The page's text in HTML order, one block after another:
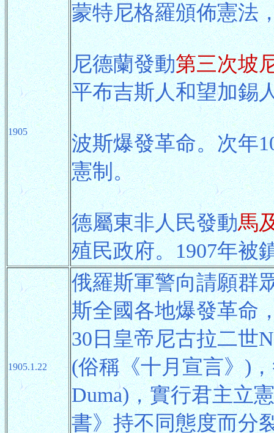
1905
蒙特尼格羅頒佈憲法
尼德蘭發動第三次坡
平布吉斯人和望加錫
波斯爆發革命。次年
憲制。
德屬東非人民發動馬
殖民政府。1907年被
1905.1.22
俄羅斯軍警向請願群
斯全國各地爆發革命
30日皇帝尼古拉二世
(俗稱《十月宣言》)
Duma)，實行君主立
書》持不同態度而分